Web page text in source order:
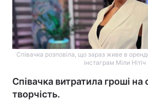
Співачка розповіла, що зараз живе в
інстаграм Міли Нітіч
Співачка витратила гроші на
творчість.